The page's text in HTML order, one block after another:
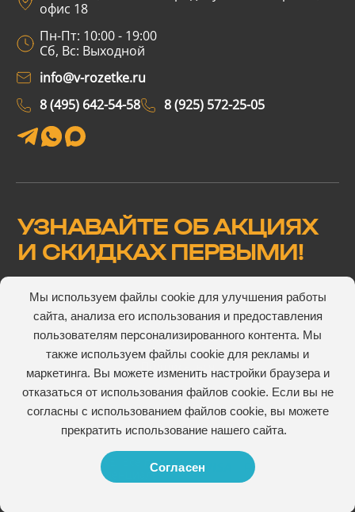
Мы используем файлы cookie для улучшения работы
сайта, анализа его использования и предоставления
пользователям персонализированного контента. Мы
также используем файлы cookie для рекламы и
маркетинга. Вы можете изменить настройки браузера и
отказаться от использования файлов cookie. Если вы не
согласны с использованием файлов cookie, вы можете
прекратить использование нашего сайта.
Согласен
офис 18
Пн-Пт: 10:00 - 19:00
Сб, Вс: Выходной
info@v-rozetke.ru
8 (495) 642-54-58
8 (925) 572-25-05
УЗНАВАЙТЕ ОБ АКЦИЯХ
И СКИДКАХ ПЕРВЫМИ!
Подтверждаю, что ознакомлен(а) и согласен(а) с
пользовательского соглашения
© 2026 V-ROZETKE. Все права сайта защищены
Политика конфиденциальностиПубличная оферта